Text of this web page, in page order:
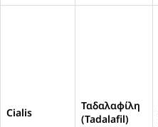
Cialis
Ταδαλαφίλη
(Tadalafil)